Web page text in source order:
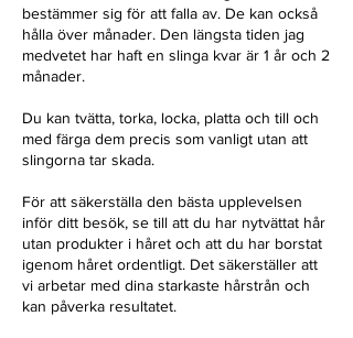
bestämmer sig för att falla av. De kan också
hålla över månader. Den längsta tiden jag
medvetet har haft en slinga kvar är 1 år och 2
månader.
Du kan tvätta, torka, locka, platta och till och
med färga dem precis som vanligt utan att
slingorna tar skada.
För att säkerställa den bästa upplevelsen
inför ditt besök, se till att du har nytvättat hår
utan produkter i håret och att du har borstat
igenom håret ordentligt. Det säkerställer att
vi arbetar med dina starkaste hårstrån och
kan påverka resultatet.